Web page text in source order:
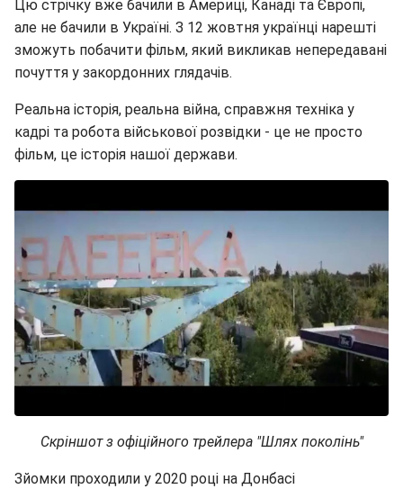
Цю стрічку вже бачили в Америці, Канаді та Європі,
але не бачили в Україні. З 12 жовтня українці нарешті
зможуть побачити фільм, який викликав непередавані
почуття у закордонних глядачів.
Реальна історія, реальна війна, справжня техніка у
кадрі та робота військової розвідки - це не просто
фільм, це історія нашої держави.
Скріншот з офіційного трейлера "Шлях поколінь"
Зйомки проходили у 2020 році на Донбасі